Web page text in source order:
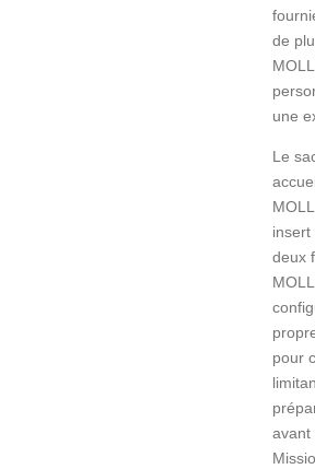
de
une
Le
insert
deux
pour
avant